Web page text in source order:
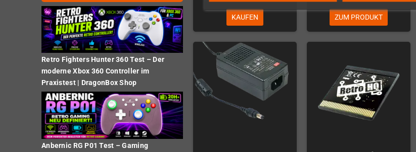
Retro Fighters Hunter 360 Test – Der
moderne Xbox 360 Controller im
Praxistest | DragonBox Shop
Anbernic RG P01 Test – Gaming
KAUFEN ZUM PRODUKT